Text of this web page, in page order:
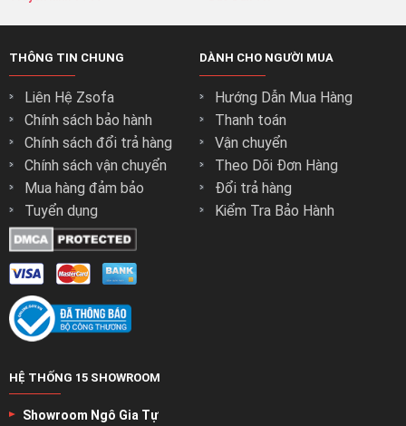
THÔNG TIN CHUNG
Liên Hệ Zsofa
Chính sách bảo hành
Chính sách đổi trả hàng
Chính sách vận chuyển
Mua hàng đảm bảo
Tuyển dụng
DÀNH CHO NGƯỜI MUA
Hướng Dẫn Mua Hàng
Thanh toán
Vận chuyển
Theo Dõi Đơn Hàng
Đổi trả hàng
Kiểm Tra Bảo Hành
HỆ THỐNG 15 SHOWROOM
Showroom Ngô Gia Tự